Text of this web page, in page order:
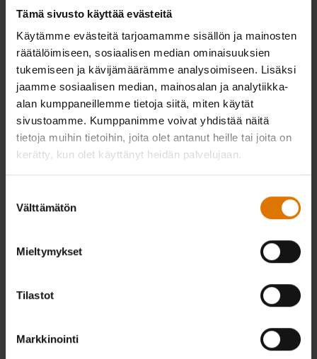
Tämä sivusto käyttää evästeitä
Käytämme evästeitä tarjoamamme sisällön ja mainosten
räätälöimiseen, sosiaalisen median ominaisuuksien
tukemiseen ja kävijämäärämme analysoimiseen. Lisäksi
jaamme sosiaalisen median, mainosalan ja analytiikka-
alan kumppaneillemme tietoja siitä, miten käytät
sivustoamme. Kumppanimme voivat yhdistää näitä
tietoja muihin tietoihin, joita olet antanut heille tai joita on
kerätty, kun olet käyttänyt heidän palvelujaan.
valinta
Välttämätön
Mieltymykset
Tilastot
Markkinointi